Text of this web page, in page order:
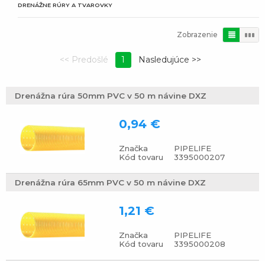
DRENÁŽNE RÚRY A TVAROVKY
Zobrazenie
1
Drenážna rúra 50mm PVC v 50 m návine DXZ
Značka
PIPELIFE
Kód tovaru
3395000207
0,94 €
Drenážna rúra 65mm PVC v 50 m návine DXZ
Značka
PIPELIFE
Kód tovaru
3395000208
1,21 €